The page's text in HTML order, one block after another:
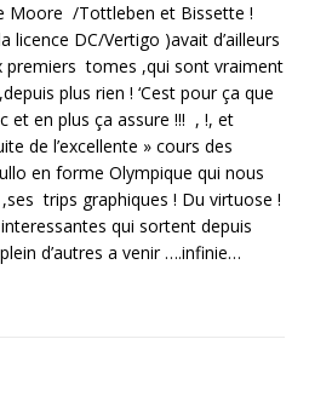
Moore /Tottleben et Bissette !
licence DC/Vertigo )avait d’ailleurs
premiers tomes ,qui sont vraiment
plus rien ! ‘Cest pour ça que
et en plus ça assure !!! , !, et
de l’excellente » cours des
en forme Olympique qui nous
trips graphiques ! Du virtuose !
qui sortent depuis
d’autres a venir ….infinie…